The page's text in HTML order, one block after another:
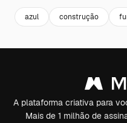
azul construção
A plataforma criativa para
Mais de 1 milhão de